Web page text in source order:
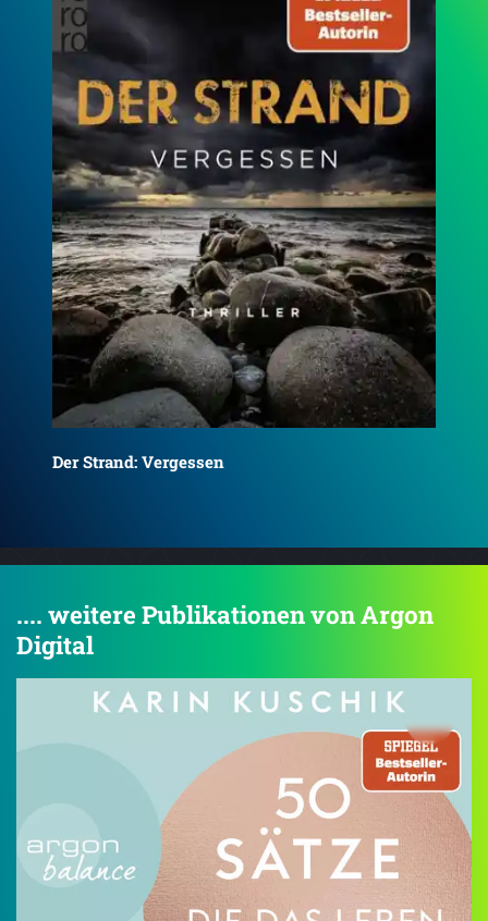
Der Strand: Vermisst
.... weitere Publikationen von Argon
Digital